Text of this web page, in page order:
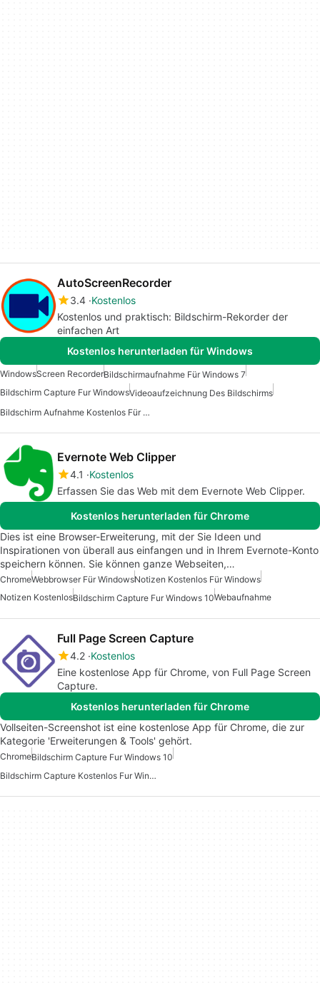
AutoScreenRecorder
3.4 Kostenlos
Kostenlos und praktisch: Bildschirm-Rekorder der
einfachen Art
Kostenlos herunterladen für Windows
WindowsScreen RecorderBildschirmaufnahme Für Windows 7
Bildschirm Capture Fur WindowsVideoaufzeichnung Des Bildschirms
Bildschirm Aufnahme Kostenlos Für Windows
Evernote Web Clipper
4.1
Kostenlos
Erfassen Sie das Web mit dem Evernote Web Clipper.
Kostenlos herunterladen für Chrome
Dies ist eine Browser-Erweiterung, mit der Sie Ideen und
Inspirationen von überall aus einfangen und in Ihrem Evernote-Konto
speichern können. Sie können ganze Webseiten,…
ChromeWebbrowser Für WindowsNotizen Kostenlos Für Windows
Notizen KostenlosBildschirm Capture Fur Windows 10Webaufnahme
Full Page Screen Capture
4.2 Kostenlos
Eine kostenlose App für Chrome, von Full Page Screen
Capture.
Kostenlos herunterladen für Chrome
Vollseiten-Screenshot ist eine kostenlose App für Chrome, die zur
Kategorie 'Erweiterungen & Tools' gehört.
ChromeBildschirm Capture Fur Windows 10
Bildschirm Capture Kostenlos Fur Windows 7